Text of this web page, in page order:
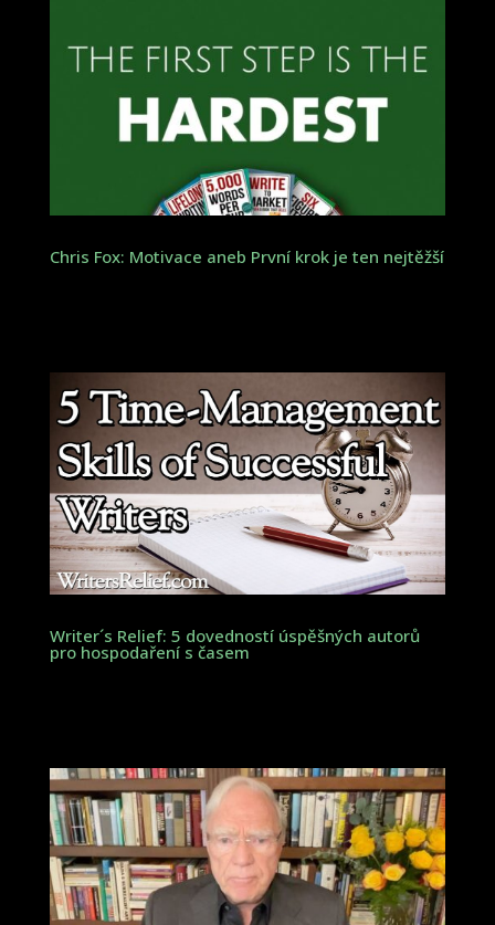
Chris Fox: Motivace aneb První krok je ten nejtěžší
Writer´s Relief: 5 dovedností úspěšných autorů
pro hospodaření s časem